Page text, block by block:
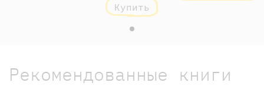
Купить
Рекомендованные книги